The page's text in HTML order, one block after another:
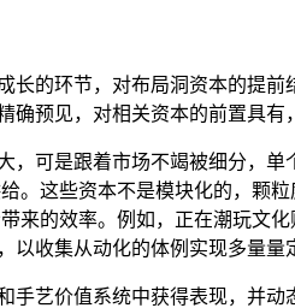
环节，对布局洞资本的提前
预见，对相关资本的前置具
是跟着市场不竭被细分，单
这些资本不是模块化的，颗
来的效率。例如，正在潮玩文
收集从动化的体例实现多量量
价值系统中获得表现，并动